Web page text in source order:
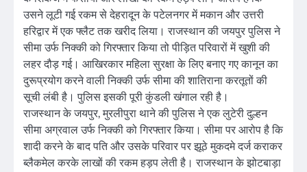
उसने लूटी गई रकम से देहरादून के पटेलनगर में मकान और उत्तरी
हरिद्वार में एक फ्लैट तक खरीद लिया। राजस्थान की जयपुर पुलिस ने
सीमा उर्फ निक्की को गिरफ्तार किया तो पीड़ित परिवारों में खुशी की
लहर दौड़ गई। आखिरकार महिला सुरक्षा के लिए बनाए गए कानून का
दुरूप्रयोग करने वाली निक्की उर्फ सीमा की शातिराना करतूतों की
सूची लंबी है। पुलिस इसकी पूरी कुंडली खंगाल रही है।
राजस्थान के जयपुर, मुरलीपुरा थाने की पुलिस ने एक लुटेरी दुल्हन
सीमा अग्रवाल उर्फ निक्की को गिरफ्तार किया। सीमा पर आरोप है कि
शादी करने के बाद पति और उसके परिवार पर झूठे मुकदमे दर्ज कराकर
ब्लैकमेल करके लाखों की रकम हड़प लेती है। राजस्थान के झोटबाड़ा